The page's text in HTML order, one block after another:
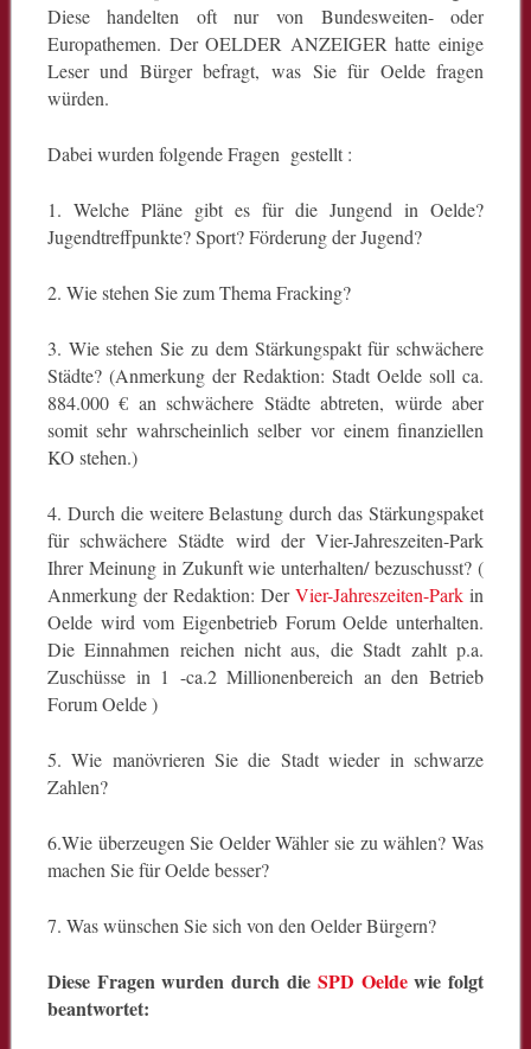
Diese handelten oft nur von Bundesweiten- oder
Europathemen. Der OELDER ANZEIGER hatte einige
Leser und Bürger befragt, was Sie für Oelde fragen
würden.
Dabei wurden folgende Fragen gestellt :
1. Welche Pläne gibt es für die Jungend in Oelde?
Jugendtreffpunkte? Sport? Förderung der Jugend?
2. Wie stehen Sie zum Thema Fracking?
3. Wie stehen Sie zu dem Stärkungspakt für schwächere
Städte? (Anmerkung der Redaktion: Stadt Oelde soll ca.
884.000 € an schwächere Städte abtreten, würde aber
somit sehr wahrscheinlich selber vor einem finanziellen
KO stehen.)
4. Durch die weitere Belastung durch das Stärkungspaket
für schwächere Städte wird der Vier-Jahreszeiten-Park
Ihrer Meinung in Zukunft wie unterhalten/ bezuschusst? (
Anmerkung der Redaktion: DerVier-Jahreszeiten-Park in
Oelde wird vom Eigenbetrieb Forum Oelde unterhalten.
Die Einnahmen reichen nicht aus, die Stadt zahlt p.a.
Zuschüsse in 1 -ca.2 Millionenbereich an den Betrieb
Forum Oelde )
5. Wie manövrieren Sie die Stadt wieder in schwarze
Zahlen?
6.Wie überzeugen Sie Oelder Wähler sie zu wählen? Was
machen Sie für Oelde besser?
7. Was wünschen Sie sich von den Oelder Bürgern?
Diese Fragen wurden durch die SPD Oeldewie folgt
beantwortet: